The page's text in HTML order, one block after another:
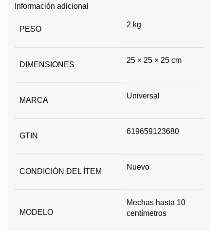
Información adicional
PESO
2 kg
DIMENSIONES
25 × 25 × 25 cm
MARCA
Universal
GTIN
619659123680
CONDICIÓN DEL ÍTEM
Nuevo
MODELO
Mechas hasta 10
centímetros